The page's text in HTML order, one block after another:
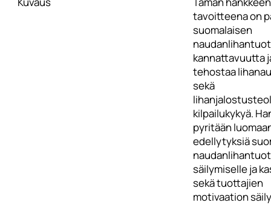
tavoitteena on
suomalaisen
kannattavuutta
tehostaa
sekä
kilpailukykyä.
pyritään
edellytyksiä
säilymiselle ja
sekä tuottajien
motivaation